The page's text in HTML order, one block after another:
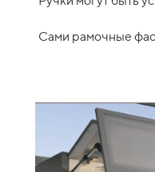
Сами рамочные